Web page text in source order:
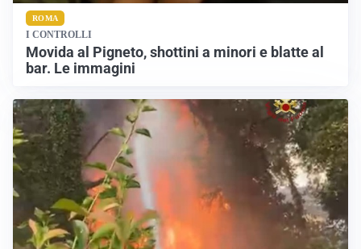
ROMA
I CONTROLLI
Movida al Pigneto, shottini a minori e blatte al
bar. Le immagini